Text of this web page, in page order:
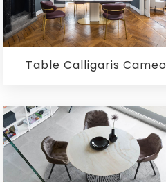
Table Calligaris Cameo